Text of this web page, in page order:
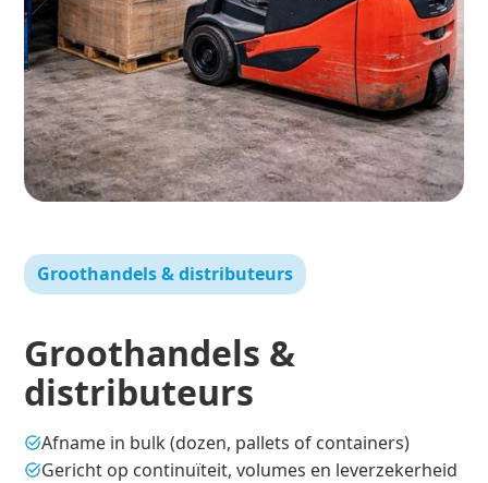
Groothandels & distributeurs
Groothandels &
distributeurs
Afname in bulk (dozen, pallets of containers)
Gericht op continuïteit, volumes en leverzekerheid